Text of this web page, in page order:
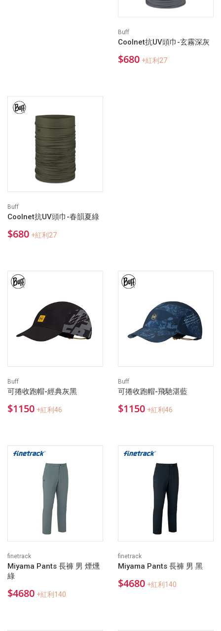
Buff
Coolnet抗UV頭巾-玄霧深灰
$680 +紅利27
Buff
Coolnet抗UV頭巾-春韻夏綠
$680 +紅利27
Buff
可捲收跑帽-經典灰黑
$1150 +紅利46
Buff
可捲收跑帽-飛馳湛藍
$1150 +紅利46
finetrack
Miyama Pants 長褲 男 煙燻
綠
$4680 +紅利140
finetrack
Miyama Pants 長褲 男 黑
$4680 +紅利140